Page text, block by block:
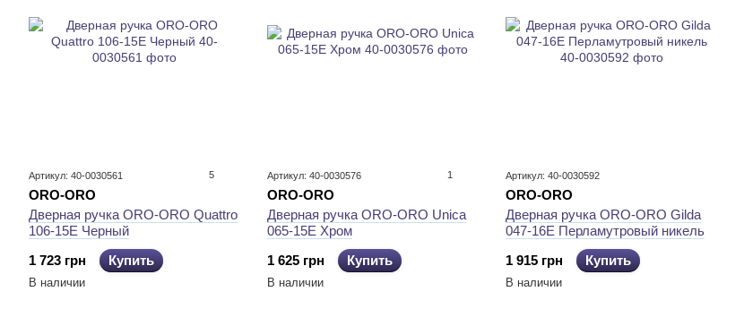
Артикул: 40-0030561 5
ORO-ORO
Дверная ручка ORO-ORO Quattro
106-15E Черный
1 723 грн
Купить
В наличии
Артикул: 40-0030576 1
ORO-ORO
Дверная ручка ORO-ORO Unica
065-15E Хром
1 625 грн
Купить
В наличии
Артикул: 40-0030592
ORO-ORO
Дверная ручка ORO-ORO Gilda
047-16E Перламутровый никель
1 915 грн
Купить
В наличии